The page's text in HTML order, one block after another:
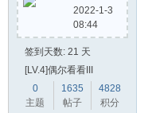
2022-1-3
08:44
签到天数: 21 天
[LV.4]偶尔看看III
0
主题
1635
帖子
4828
积分